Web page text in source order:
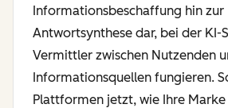
Informationsbeschaffung hin zur
Antwortsynthese dar, bei der KI-
Vermittler zwischen Nutzenden
Informationsquellen fungieren.
Plattformen jetzt, wie Ihre